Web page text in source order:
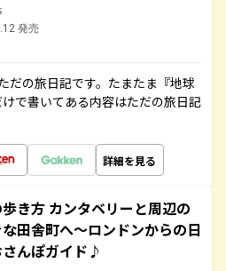
発売
だの旅日記です。たまたま『地球
で書いてある内容はただの旅日記
詳細を見る
き方 カンタベリーと周辺の
田舎町へ～ロンドンからの日
んぽガイド♪